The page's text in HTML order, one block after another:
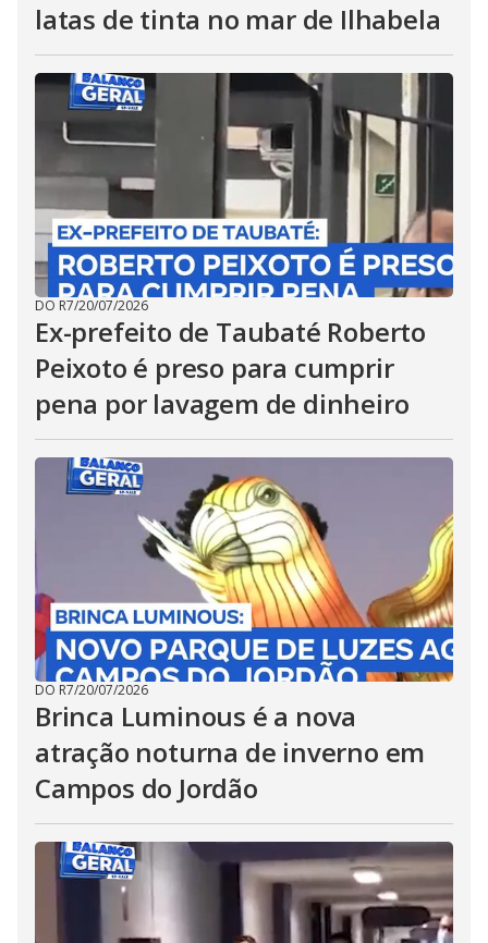
latas de tinta no mar de Ilhabela
DO R7/20/07/2026
Ex-prefeito de Taubaté Roberto
Peixoto é preso para cumprir
pena por lavagem de dinheiro
DO R7/20/07/2026
Brinca Luminous é a nova
atração noturna de inverno em
Campos do Jordão